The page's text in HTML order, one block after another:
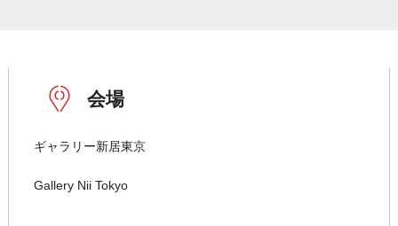
会場
ギャラリー新居東京
Gallery Nii Tokyo